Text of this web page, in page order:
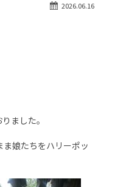
自動車保険2026.06.16
ました。
娘たちをハリーポッ